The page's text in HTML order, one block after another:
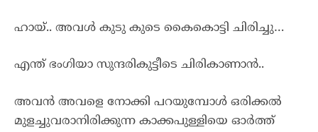
ഹായ്.. അവൾ കുടു കുടെ കൈകൊട്ടി ചിരിച്ചു…
എന്ത് ഭംഗിയാ സുന്ദരികുട്ടീടെ ചിരികാണാൻ..
അവൻ അവളെ നോക്കി പറയുമ്പോൾ ഒരിക്കൽ
മുളച്ചുവരാനിരിക്കുന്ന കാക്കപുള്ളിയെ ഓർത്ത്